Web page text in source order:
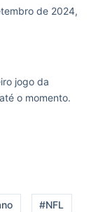
de 2024,
jogo da
o momento.
#NFL